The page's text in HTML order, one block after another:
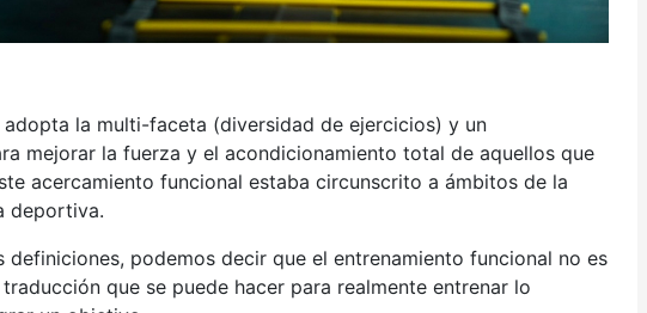
la multi-faceta (diversidad de ejercicios) y un
mejorar la fuerza y el acondicionamiento total de aquellos que
acercamiento funcional estaba circunscrito a ámbitos de la
deportiva.
definiciones, podemos decir que el entrenamiento funcional no es
que se puede hacer para realmente entrenar lo